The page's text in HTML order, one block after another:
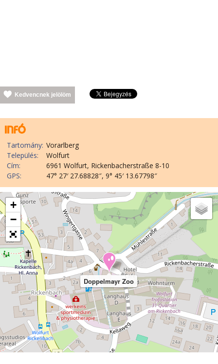
Kedvencnek jelölöm
Tartomány: Vorarlberg
Település:
Wolfurt
Cím:
6961 Wolfurt, Rickenbacherstraße 8-10
GPS:
47° 27′ 27.68828″, 9° 45′ 13.67798″
Doppelmayr Zoo
+
−